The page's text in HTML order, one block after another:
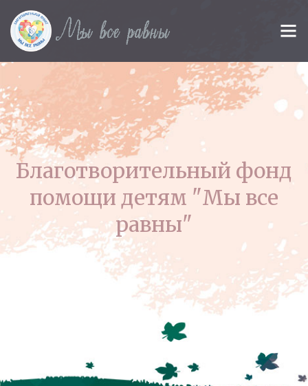
Благотворительный фонд
помощи детям "Мы все
равны"